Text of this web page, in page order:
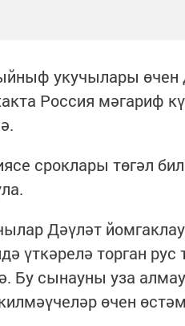
укучылары өчен
Россия мәгариф
сроклары төгәл
Дәүләт
үткәрелә торган
Бу сынауны уза
өчен